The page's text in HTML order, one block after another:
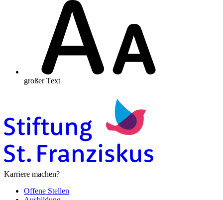
großer Text
Karriere machen?
Offene Stellen